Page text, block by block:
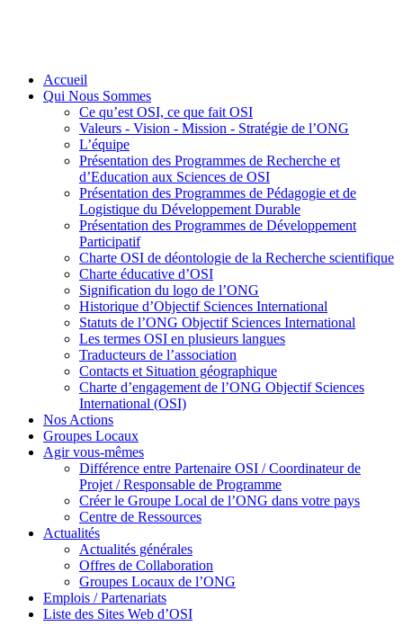
Accueil
Qui Nous Sommes
Ce qu’est OSI, ce que fait OSI
Valeurs - Vision - Mission - Stratégie de l’ONG
L’équipe
Présentation des Programmes de Recherche et
d’Education aux Sciences de OSI
Présentation des Programmes de Pédagogie et de
Logistique du Développement Durable
Présentation des Programmes de Développement
Participatif
Charte OSI de déontologie de la Recherche scientifique
Charte éducative d’OSI
Signification du logo de l’ONG
Historique d’Objectif Sciences International
Statuts de l’ONG Objectif Sciences International
Les termes OSI en plusieurs langues
Traducteurs de l’association
Contacts et Situation géographique
Charte d’engagement de l’ONG Objectif Sciences
International (OSI)
Nos Actions
Groupes Locaux
Agir vous-mêmes
Différence entre Partenaire OSI / Coordinateur de
Projet / Responsable de Programme
Créer le Groupe Local de l’ONG dans votre pays
Centre de Ressources
Actualités
Actualités générales
Offres de Collaboration
Groupes Locaux de l’ONG
Emplois / Partenariats
Liste des Sites Web d’OSI